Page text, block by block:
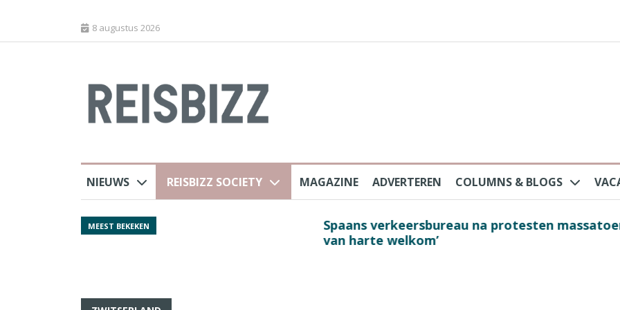
8 augustus 2026
NIEUWS REISBIZZ SOCIETY MAGAZINE ADVERTEREN COLUMNS & BLOGS
MEEST BEKEKEN
Spaans verkeersbureau na protesten massatoerisme: ‘Nederlandse